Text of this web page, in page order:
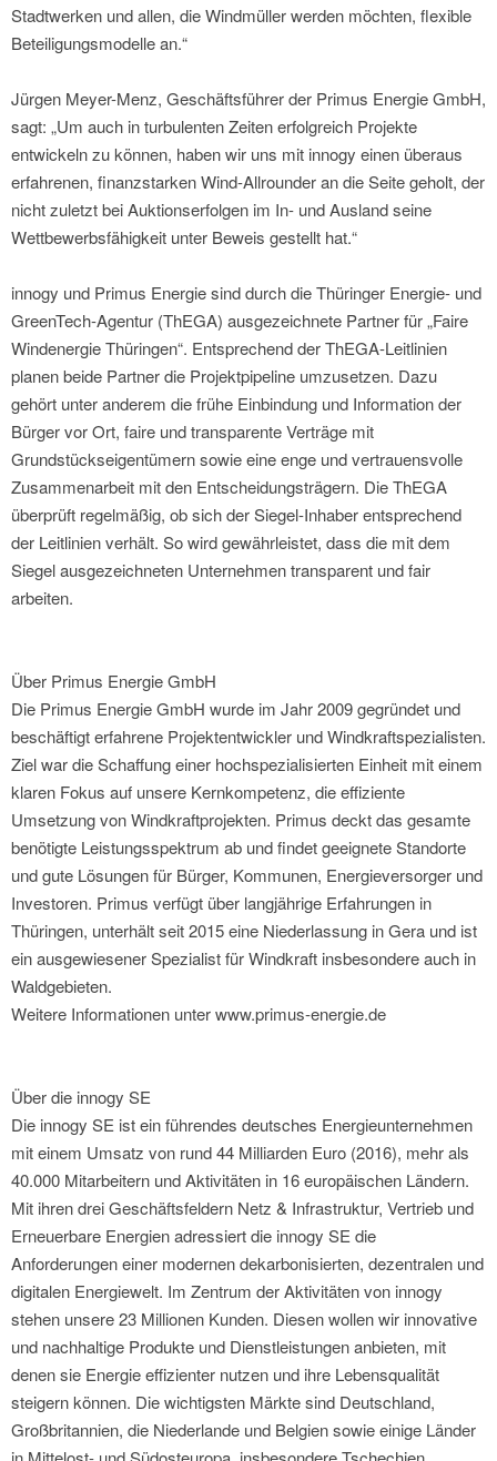
Stadtwerken und allen, die Windmüller werden möchten, flexible
Beteiligungsmodelle an.“
Jürgen Meyer-Menz, Geschäftsführer der Primus Energie GmbH,
sagt: „Um auch in turbulenten Zeiten erfolgreich Projekte
entwickeln zu können, haben wir uns mit innogy einen überaus
erfahrenen, finanzstarken Wind-Allrounder an die Seite geholt, der
nicht zuletzt bei Auktionserfolgen im In- und Ausland seine
Wettbewerbsfähigkeit unter Beweis gestellt hat.“
innogy und Primus Energie sind durch die Thüringer Energie- und
GreenTech-Agentur (ThEGA) ausgezeichnete Partner für „Faire
Windenergie Thüringen“. Entsprechend der ThEGA-Leitlinien
planen beide Partner die Projektpipeline umzusetzen. Dazu
gehört unter anderem die frühe Einbindung und Information der
Bürger vor Ort, faire und transparente Verträge mit
Grundstückseigentümern sowie eine enge und vertrauensvolle
Zusammenarbeit mit den Entscheidungsträgern. Die ThEGA
überprüft regelmäßig, ob sich der Siegel-Inhaber entsprechend
der Leitlinien verhält. So wird gewährleistet, dass die mit dem
Siegel ausgezeichneten Unternehmen transparent und fair
arbeiten.
Über Primus Energie GmbH
Die Primus Energie GmbH wurde im Jahr 2009 gegründet und
beschäftigt erfahrene Projektentwickler und Windkraftspezialisten.
Ziel war die Schaffung einer hochspezialisierten Einheit mit einem
klaren Fokus auf unsere Kernkompetenz, die effiziente
Umsetzung von Windkraftprojekten. Primus deckt das gesamte
benötigte Leistungsspektrum ab und findet geeignete Standorte
und gute Lösungen für Bürger, Kommunen, Energieversorger und
Investoren. Primus verfügt über langjährige Erfahrungen in
Thüringen, unterhält seit 2015 eine Niederlassung in Gera und ist
ein ausgewiesener Spezialist für Windkraft insbesondere auch in
Waldgebieten.
Weitere Informationen unter www.primus-energie.de
Über die innogy SE
Die innogy SE ist ein führendes deutsches Energieunternehmen
mit einem Umsatz von rund 44 Milliarden Euro (2016), mehr als
40.000 Mitarbeitern und Aktivitäten in 16 europäischen Ländern.
Mit ihren drei Geschäftsfeldern Netz & Infrastruktur, Vertrieb und
Erneuerbare Energien adressiert die innogy SE die
Anforderungen einer modernen dekarbonisierten, dezentralen und
digitalen Energiewelt. Im Zentrum der Aktivitäten von innogy
stehen unsere 23 Millionen Kunden. Diesen wollen wir innovative
und nachhaltige Produkte und Dienstleistungen anbieten, mit
denen sie Energie effizienter nutzen und ihre Lebensqualität
steigern können. Die wichtigsten Märkte sind Deutschland,
Großbritannien, die Niederlande und Belgien sowie einige Länder